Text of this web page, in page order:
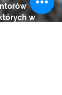
w